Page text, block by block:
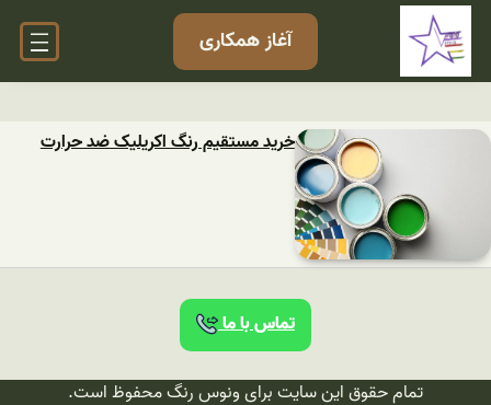
آغاز همکاری
خرید مستقیم رنگ اکریلیک ضد حرارت
تماس با ما
تمام حقوق این سایت برای ونوس رنگ محفوظ است.